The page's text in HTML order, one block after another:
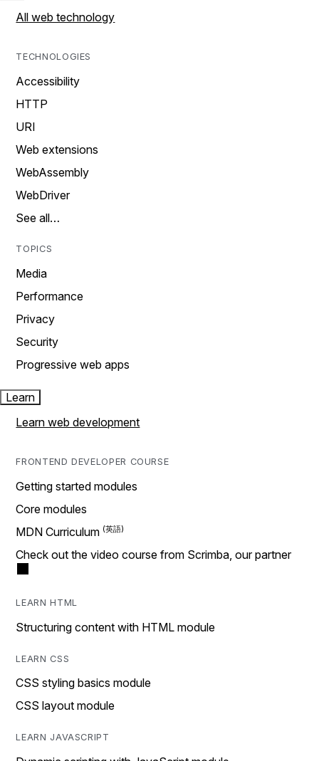
All web technology
TECHNOLOGIES
Accessibility
HTTP
URI
Web extensions
WebAssembly
WebDriver
See all…
TOPICS
Media
Performance
Privacy
Security
Progressive web apps
Learn
Learn web development
FRONTEND DEVELOPER COURSE
Getting started modules
Core modules
MDN Curriculum
Check out the video course from Scrimba, our partner
LEARN HTML
Structuring content with HTML module
LEARN CSS
CSS styling basics module
CSS layout module
LEARN JAVASCRIPT